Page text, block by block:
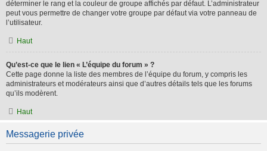
déterminer le rang et la couleur de groupe affichés par défaut. L’administrateur
peut vous permettre de changer votre groupe par défaut via votre panneau de
l’utilisateur.
Haut
Qu’est-ce que le lien « L’équipe du forum » ?
Cette page donne la liste des membres de l’équipe du forum, y compris les
administrateurs et modérateurs ainsi que d’autres détails tels que les forums
qu’ils modèrent.
Haut
Messagerie privée